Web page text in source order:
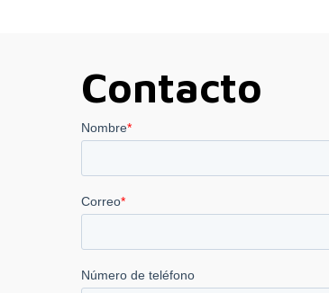
Contacto